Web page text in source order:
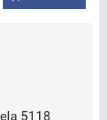
5118